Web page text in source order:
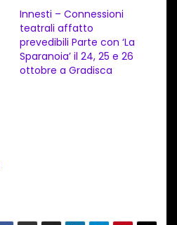
Innesti – Connessioni
teatrali affatto
prevedibili Parte con ‘La
Sparanoia’ il 24, 25 e 26
ottobre a Gradisca